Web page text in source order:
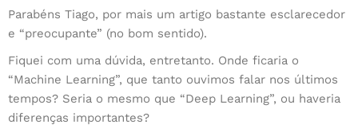
Parabéns Tiago, por mais um artigo bastante esclarecedor
e “preocupante” (no bom sentido).
Fiquei com uma dúvida, entretanto. Onde ficaria o
“Machine Learning”, que tanto ouvimos falar nos últimos
tempos? Seria o mesmo que “Deep Learning”, ou haveria
diferenças importantes?